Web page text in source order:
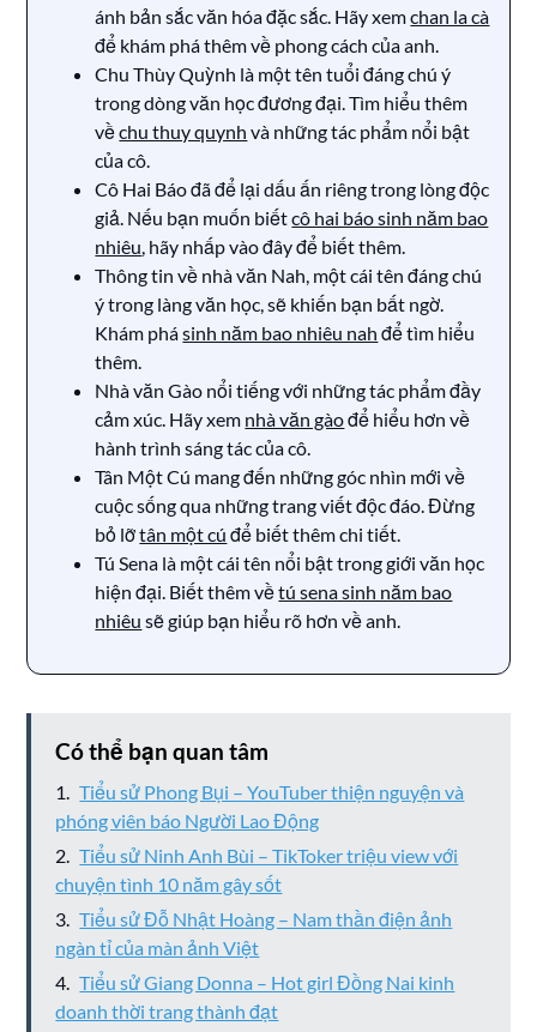
ánh bản sắc văn hóa đặc sắc. Hãy xemchan la cà
để khám phá thêm về phong cách của anh.
Chu Thùy Quỳnh là một tên tuổi đáng chú ý
trong dòng văn học đương đại. Tìm hiểu thêm
vềchu thuy quynh và những tác phẩm nổi bật
của cô.
Cô Hai Báo đã để lại dấu ấn riêng trong lòng độc
giả. Nếu bạn muốn biếtcô hai báo sinh năm bao
nhiêu , hãy nhấp vào đây để biết thêm.
Thông tin về nhà văn Nah, một cái tên đáng chú
ý trong làng văn học, sẽ khiến bạn bất ngờ.
Khám phásinh năm bao nhiêu nah để tìm hiểu
thêm.
Nhà văn Gào nổi tiếng với những tác phẩm đầy
cảm xúc. Hãy xem nhà văn gàođể hiểu hơn về
hành trình sáng tác của cô.
Tân Một Cú mang đến những góc nhìn mới về
cuộc sống qua những trang viết độc đáo. Đừng
bỏ lỡtân một cú để biết thêm chi tiết.
Tú Sena là một cái tên nổi bật trong giới văn học
hiện đại. Biết thêm vềtú sena sinh năm bao
nhiêu sẽ giúp bạn hiểu rõ hơn về anh.
Có thể bạn quan tâm
Tiểu sử Phong Bụi – YouTuber thiện nguyện và
phóng viên báo Người Lao Động
Tiểu sử Ninh Anh Bùi – TikToker triệu view với
chuyện tình 10 năm gây sốt
Tiểu sử Đỗ Nhật Hoàng – Nam thần điện ảnh
ngàn tỉ của màn ảnh Việt
Tiểu sử Giang Donna – Hot girl Đồng Nai kinh
doanh thời trang thành đạt